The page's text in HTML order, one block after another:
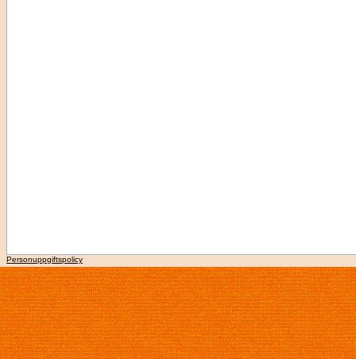
Personuppgiftspolicy